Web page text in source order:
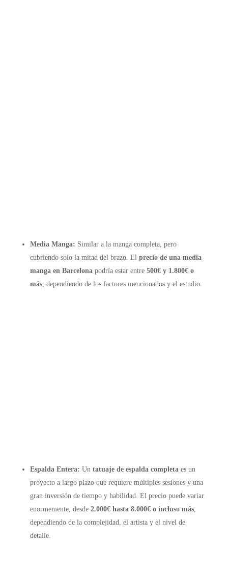
Media Manga: Similar a la manga completa, pero
cubriendo solo la mitad del brazo. El precio de una media
manga en Barcelona podría estar entre 500€ y 1.800€ o
más, dependiendo de los factores mencionados y el estudio.
Espalda Entera: Un tatuaje de espalda completa es un
proyecto a largo plazo que requiere múltiples sesiones y una
gran inversión de tiempo y habilidad. El precio puede variar
enormemente, desde 2.000€ hasta 8.000€ o incluso más,
dependiendo de la complejidad, el artista y el nivel de
detalle.